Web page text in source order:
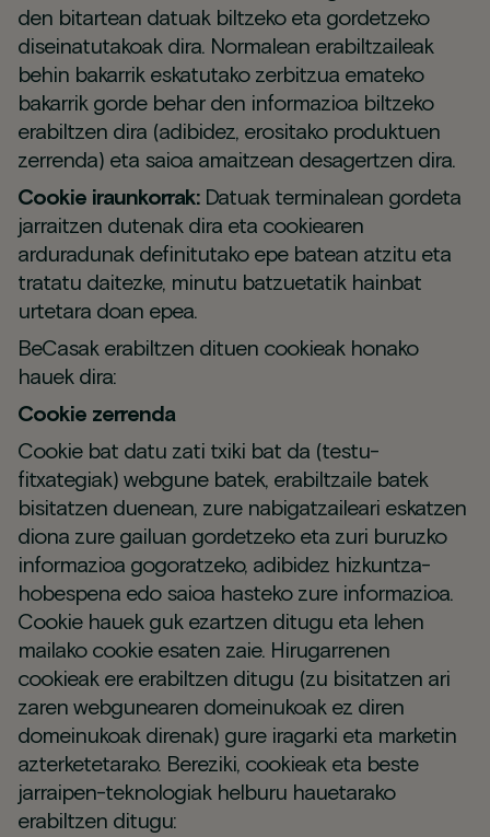
den bitartean datuak biltzeko eta gordetzeko
diseinatutakoak dira. Normalean erabiltzaileak
behin bakarrik eskatutako zerbitzua emateko
bakarrik gorde behar den informazioa biltzeko
erabiltzen dira (adibidez, erositako produktuen
zerrenda) eta saioa amaitzean desagertzen dira.
Cookie iraunkorrak:Datuak terminalean gordeta
jarraitzen dutenak dira eta cookiearen
arduradunak definitutako epe batean atzitu eta
tratatu daitezke, minutu batzuetatik hainbat
urtetara doan epea.
BeCasak erabiltzen dituen cookieak honako
hauek dira:
Cookie zerrenda
Cookie bat datu zati txiki bat da (testu-
fitxategiak) webgune batek, erabiltzaile batek
bisitatzen duenean, zure nabigatzaileari eskatzen
diona zure gailuan gordetzeko eta zuri buruzko
informazioa gogoratzeko, adibidez hizkuntza-
hobespena edo saioa hasteko zure informazioa.
Cookie hauek guk ezartzen ditugu eta lehen
mailako cookie esaten zaie. Hirugarrenen
cookieak ere erabiltzen ditugu (zu bisitatzen ari
zaren webgunearen domeinukoak ez diren
domeinukoak direnak) gure iragarki eta marketin
azterketetarako. Bereziki, cookieak eta beste
jarraipen-teknologiak helburu hauetarako
erabiltzen ditugu: